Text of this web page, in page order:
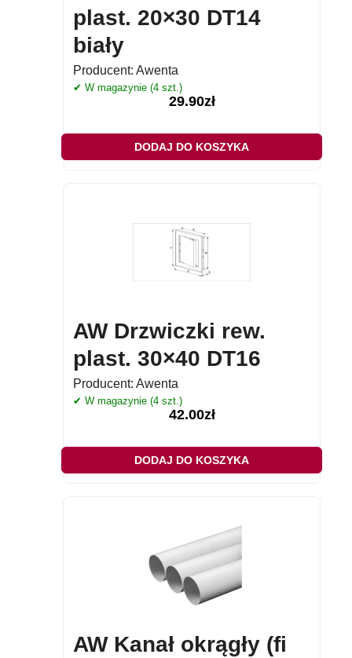
plast. 20×30 DT14
biały
Producent: Awenta
✔ W magazynie (4 szt.)
29.90zł
DODAJ DO KOSZYKA
AW Drzwiczki rew.
plast. 30×40 DT16
Producent: Awenta
✔ W magazynie (4 szt.)
42.00zł
DODAJ DO KOSZYKA
AW Kanał okrągły (fi